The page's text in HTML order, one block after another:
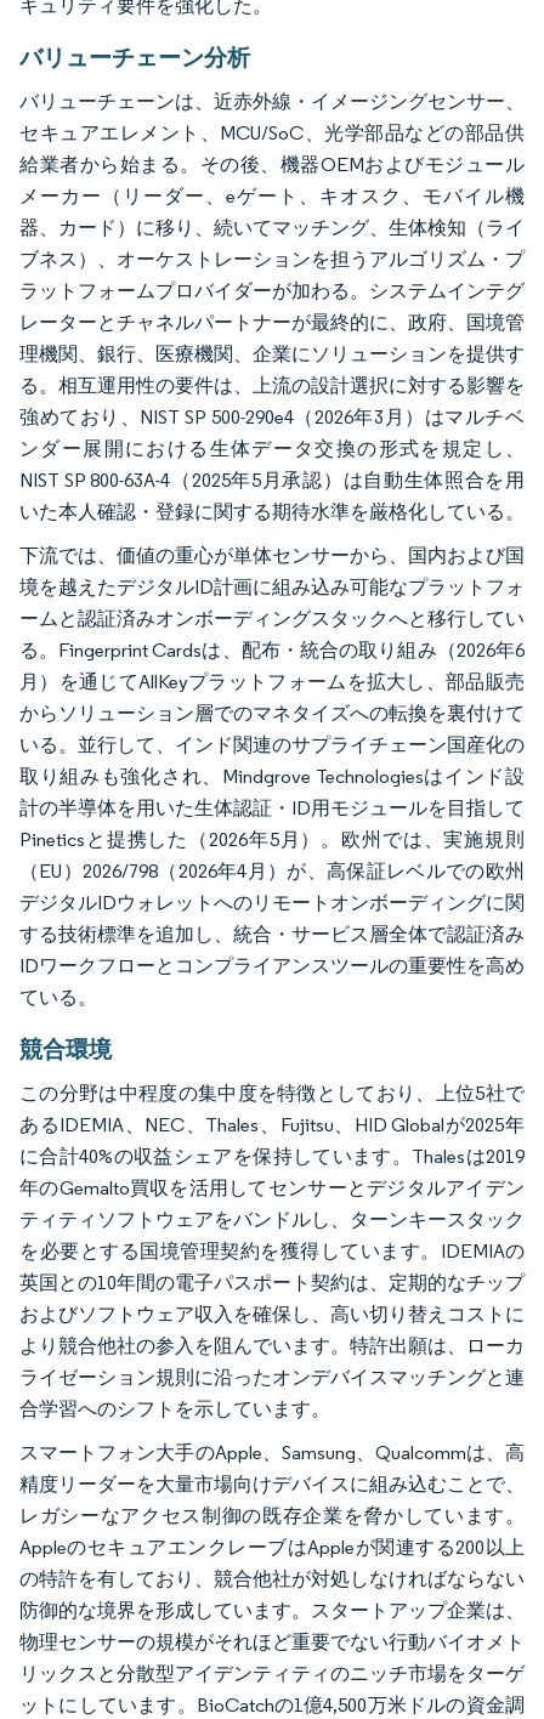
キュリティ要件を強化した。
バリューチェーン分析
バリューチェーンは、近赤外線・イメージングセンサー、
セキュアエレメント、MCU/SoC、光学部品などの部品供
給業者から始まる。その後、機器OEMおよびモジュール
メーカー（リーダー、eゲート、キオスク、モバイル機
器、カード）に移り、続いてマッチング、生体検知（ライ
ブネス）、オーケストレーションを担うアルゴリズム・プ
ラットフォームプロバイダーが加わる。システムインテグ
レーターとチャネルパートナーが最終的に、政府、国境管
理機関、銀行、医療機関、企業にソリューションを提供す
る。相互運用性の要件は、上流の設計選択に対する影響を
強めており、NIST SP 500-290e4（2026年3月）はマルチベ
ンダー展開における生体データ交換の形式を規定し、
NIST SP 800-63A-4（2025年5月承認）は自動生体照合を用
いた本人確認・登録に関する期待水準を厳格化している。
下流では、価値の重心が単体センサーから、国内および国
境を越えたデジタルID計画に組み込み可能なプラットフォ
ームと認証済みオンボーディングスタックへと移行してい
る。Fingerprint Cardsは、配布・統合の取り組み（2026年6
月）を通じてAllKeyプラットフォームを拡大し、部品販売
からソリューション層でのマネタイズへの転換を裏付けて
いる。並行して、インド関連のサプライチェーン国産化の
取り組みも強化され、Mindgrove Technologiesはインド設
計の半導体を用いた生体認証・ID用モジュールを目指して
Pineticsと提携した（2026年5月）。欧州では、実施規則
（EU）2026/798（2026年4月）が、高保証レベルでの欧州
デジタルIDウォレットへのリモートオンボーディングに関
する技術標準を追加し、統合・サービス層全体で認証済み
IDワークフローとコンプライアンスツールの重要性を高め
ている。
競合環境
この分野は中程度の集中度を特徴としており、上位5社で
あるIDEMIA、NEC、Thales、Fujitsu、HID Globalが2025年
に合計40%の収益シェアを保持しています。Thalesは2019
年のGemalto買収を活用してセンサーとデジタルアイデン
ティティソフトウェアをバンドルし、ターンキースタック
を必要とする国境管理契約を獲得しています。IDEMIAの
英国との10年間の電子パスポート契約は、定期的なチップ
およびソフトウェア収入を確保し、高い切り替えコストに
より競合他社の参入を阻んでいます。特許出願は、ローカ
ライゼーション規則に沿ったオンデバイスマッチングと連
合学習へのシフトを示しています。
スマートフォン大手のApple、Samsung、Qualcommは、高
精度リーダーを大量市場向けデバイスに組み込むことで、
レガシーなアクセス制御の既存企業を脅かしています。
AppleのセキュアエンクレーブはAppleが関連する200以上
の特許を有しており、競合他社が対処しなければならない
防御的な境界を形成しています。スタートアップ企業は、
物理センサーの規模がそれほど重要でない行動バイオメト
リックスと分散型アイデンティティのニッチ市場をターゲ
ットにしています。BioCatchの1億4,500万米ドルの資金調